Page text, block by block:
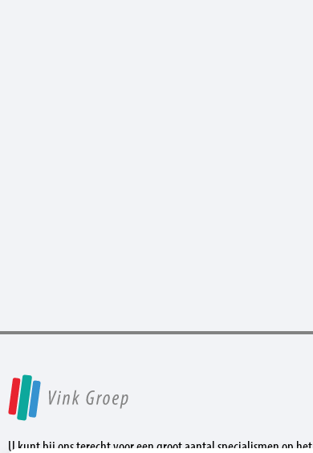
U kunt bij ons terecht voor een groot aantal specialismen op het